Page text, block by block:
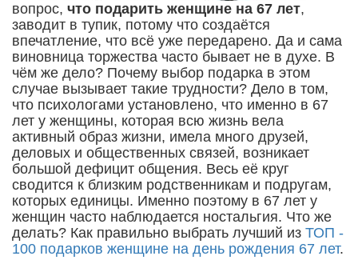
вопрос, что подарить женщине на 67 лет,
заводит в тупик, потому что создаётся
впечатление, что всё уже передарено. Да и сама
виновница торжества часто бывает не в духе. В
чём же дело? Почему выбор подарка в этом
случае вызывает такие трудности? Дело в том,
что психологами установлено, что именно в 67
лет у женщины, которая всю жизнь вела
активный образ жизни, имела много друзей,
деловых и общественных связей, возникает
большой дефицит общения. Весь её круг
сводится к близким родственникам и подругам,
которых единицы. Именно поэтому в 67 лет у
женщин часто наблюдается ностальгия. Что же
делать? Как правильно выбрать лучший из ТОП -
100 подарков женщине на день рождения 67 лет.